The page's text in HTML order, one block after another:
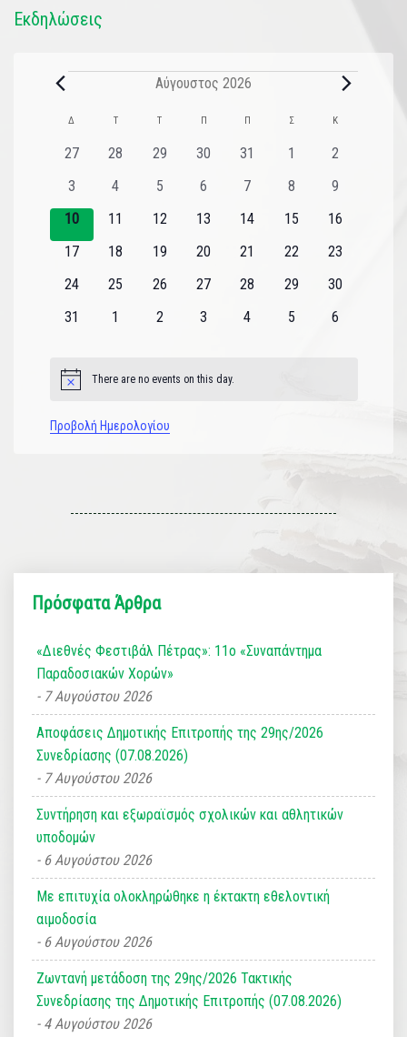
Εκδηλώσεις
Αύγουστος 2026
Ημερολόγιο
του
Εκδηλώσεις
Δ Τ Τ Π Π Σ Κ
0
27
0
28
0
29
0
30
0
31
01
0
2
0
εκδηλώσεις
3
0
4
0
5
0
6
0
7
0
8
0
9
0
εκδηλώσεις
10
0
11
0
12
0
13
0
14
0
15
0
16
0
17
0
18
0
19
0
20
0
21
0
22
0
23
0
24
0
25
0
26
0
27
0
28
0
29
0
30
0
31
0
1
0
2
0
3
0
4
0
5
0
6
Notice There are no events on this day.
Προβολή Ημερολογίου
Πρόσφατα Άρθρα
«Διεθνές Φεστιβάλ Πέτρας»: 11ο «Συναπάντημα
Παραδοσιακών Χορών»
7 Αυγούστου 2026
Αποφάσεις Δημοτικής Επιτροπής της 29ης/2026
Συνεδρίασης (07.08.2026)
7 Αυγούστου 2026
Συντήρηση και εξωραϊσμός σχολικών και αθλητικών
υποδομών
6 Αυγούστου 2026
Με επιτυχία ολοκληρώθηκε η έκτακτη εθελοντική
αιμοδοσία
6 Αυγούστου 2026
Ζωντανή μετάδοση της 29ης/2026 Τακτικής
Συνεδρίασης της Δημοτικής Επιτροπής (07.08.2026)
4 Αυγούστου 2026